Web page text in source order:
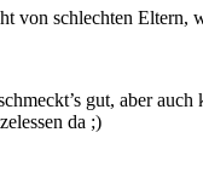
von schlechten
gut, aber
da ;)